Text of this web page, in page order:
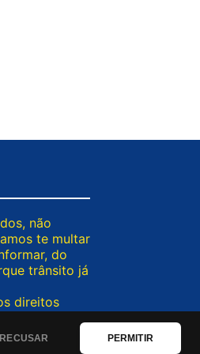
RECUSAR PERMITIR
não
te multar
do
trânsito já
direitos